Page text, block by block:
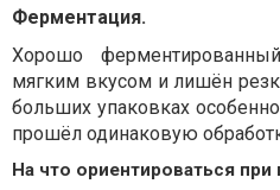
Ферментация.
Хорошо
мягким вкусом и лишён
больших упаковках
прошёл одинаковую
На что ориентироваться